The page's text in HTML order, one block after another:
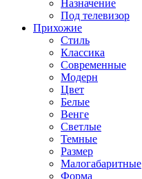
Назначение
Под телевизор
Прихожие
Стиль
Классика
Современные
Модерн
Цвет
Белые
Венге
Светлые
Темные
Размер
Малогабаритные
Форма